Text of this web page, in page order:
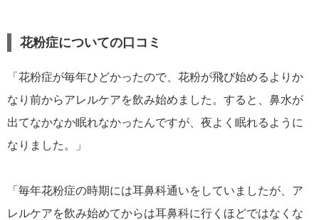
花粉症についての口コミ
「花粉症が毎年ひどかったので、花粉が飛び始めるよりか
なり前からアレルケアを飲み始めました。すると、鼻水が
出てなかなか眠れなかったんですが、夜よく眠れるように
なりました。」
「毎年花粉症の時期には耳鼻科通いをしていましたが、ア
レルケアを飲み始めてからは耳鼻科に行くほどではなくな